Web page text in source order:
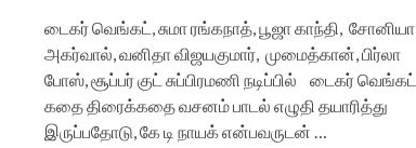
டைகர் வெங்கட், சுமா ரங்கநாத், பூஜா காந்தி, சோனியா
அகர்வால், வனிதா விஜயகுமார், முமைத்கான், பிர்லா
போஸ், சூப்பர் குட் சுப்பிரமணி நடிப்பில் டைகர் வெங்கட்
கதை திரைக்கதை வசனம் பாடல் எழுதி தயாரித்து
இருப்பதோடு, கே டி நாயக் என்பவருடன் …